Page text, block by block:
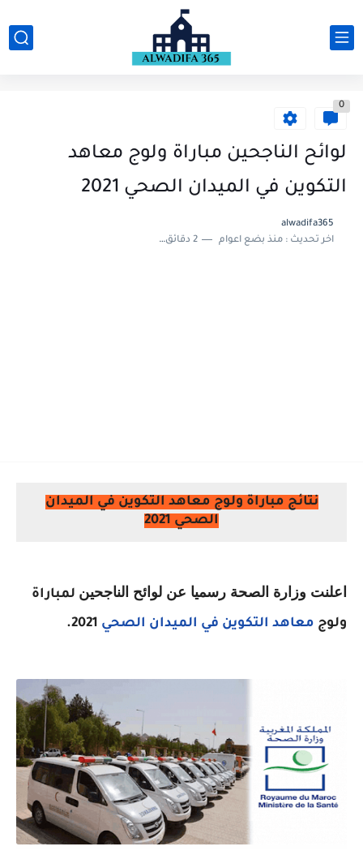
0
لوائح الناجحين مباراة ولوج معاهد
التكوين في الميدان الصحي 2021
alwadifa365
اخر تحديث :منذ بضع اعوام 2 دقائق للقراءة
نتائج مباراة ولوج معاهد التكوين في الميدان
الصحي 2021
اعلنت وزارة الصحة رسميا عن لوائح الناجحين لمباراة
ولوج معاهد التكوين في الميدان الصحي 2021.